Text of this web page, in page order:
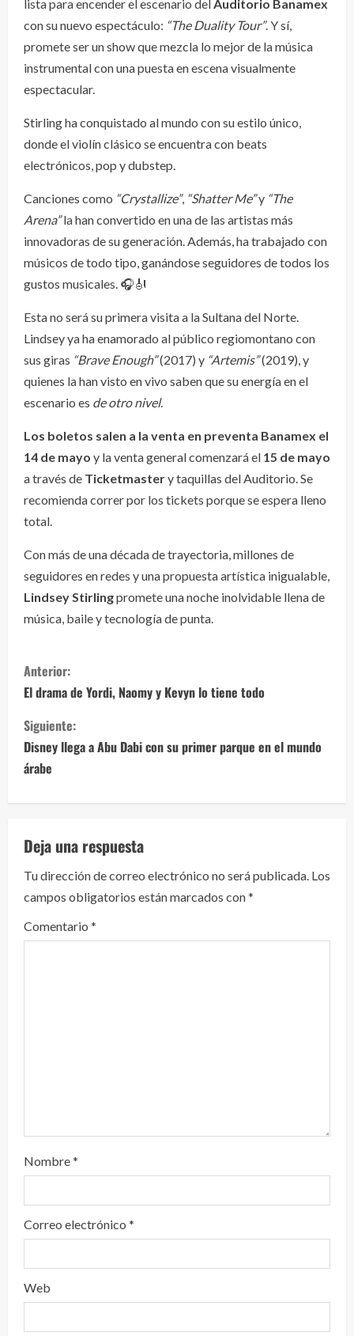
lista para encender el escenario delAuditorio Banamex
con su nuevo espectáculo: “The Duality Tour”. Y sí,
promete ser un show que mezcla lo mejor de la música
instrumental con una puesta en escena visualmente
espectacular.
Stirling ha conquistado al mundo con su estilo único,
donde el violín clásico se encuentra con beats
electrónicos, pop y dubstep.
Canciones como “Crystallize”, “Shatter Me”y “The
Arena”la han convertido en una de las artistas más
innovadoras de su generación. Además, ha trabajado con
músicos de todo tipo, ganándose seguidores de todos los
gustos musicales. 🎧🎻
Esta no será su primera visita a la Sultana del Norte.
Lindsey ya ha enamorado al público regiomontano con
sus giras “Brave Enough”(2017) y “Artemis”(2019), y
quienes la han visto en vivo saben que su energía en el
escenario es de otro nivel.
Los boletos salen a la venta en preventa Banamex el
14 de mayo y la venta general comenzará el 15 de mayo
a través de Ticketmastery taquillas del Auditorio. Se
recomienda correr por los tickets porque se espera lleno
total.
Con más de una década de trayectoria, millones de
seguidores en redes y una propuesta artística inigualable,
Lindsey Stirlingpromete una noche inolvidable llena de
música, baile y tecnología de punta.
S
i
g
u
e
l
e
y
e
Anterior:
El drama de Yordi, Naomy y Kevyn lo tiene todo
Siguiente:
Disney llega a Abu Dabi con su primer parque en el mundo
árabe
Deja una respuesta
Tu dirección de correo electrónico no será publicada. Los
campos obligatorios están marcados con*
Comentario *
Nombre*
Correo electrónico *
Web